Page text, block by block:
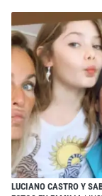
LUCIANO CASTRO Y